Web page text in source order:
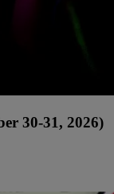
30-31, 2026)